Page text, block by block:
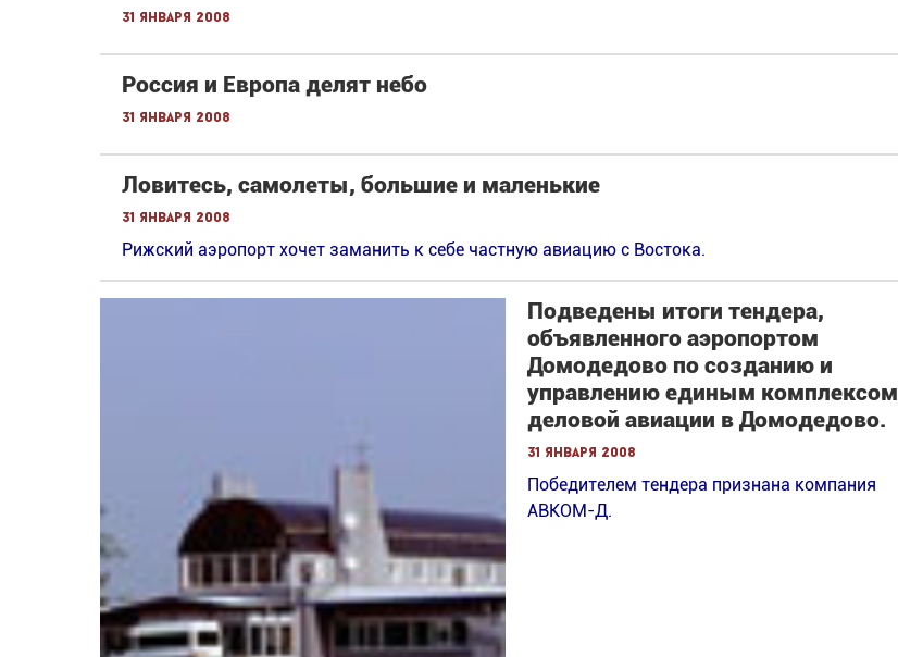
31 января 2008
Россия и Европа делят небо
31 января 2008
Ловитесь, самолеты, большие и маленькие
31 января 2008
Рижский аэропорт хочет заманить к себе частную авиацию с Востока.
Подведены итоги тендера,
объявленного аэропортом
Домодедово по созданию и
управлению единым комплексом
деловой авиации в Домодедово.
31 января 2008
Победителем тендера признана компания
АВКОМ-Д.